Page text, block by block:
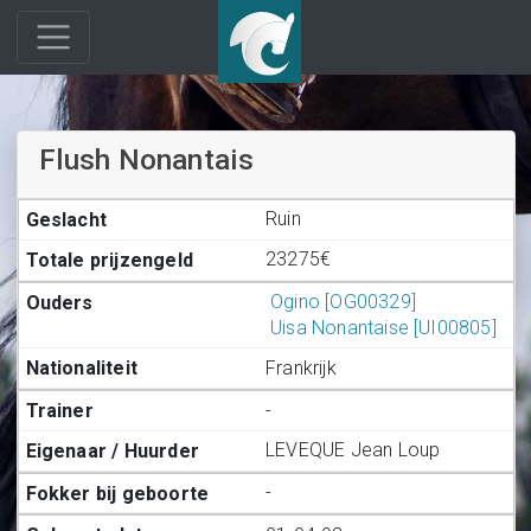
Flush Nonantais
Ruin
23275€
Ogino [OG00329]
Uisa Nonantaise [UI00805]
Frankrijk
-
LEVEQUE Jean Loup
-